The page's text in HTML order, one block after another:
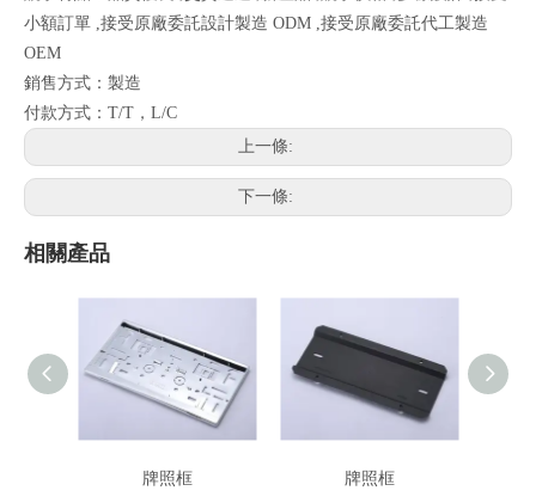
小額訂單 ,接受原廠委託設計製造 ODM ,接受原廠委託代工製造
OEM
銷售方式：製造
付款方式：T/T，L/C
上一條:
下一條:
相關產品
牌照框 牌照框